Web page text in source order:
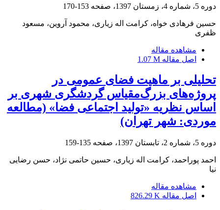
دوره 5، شماره 4، زمستان 1397، صفحه 153-170
حسین فرهادی خواه، کرامت اله زیاری، محمود آروین، مسعود
ظفری
مشاهده مقاله
اصل مقاله 1.07 M
تحلیلی بر ماهیت فضای عمومی در
پروژه‌های بزرگ‌مقیاس گردشگری شهری بر
اساس نظریه «تولید اجتماعی فضا» (مطالعه
موردی: شهر تهران)
دوره 5، شماره 2، تابستان 1397، صفحه 135-159
احمد پوراحمد، کرامت اله زیاری، حسین حاتمی نژاد، حسن رضایی
نیا
مشاهده مقاله
اصل مقاله 826.29 K